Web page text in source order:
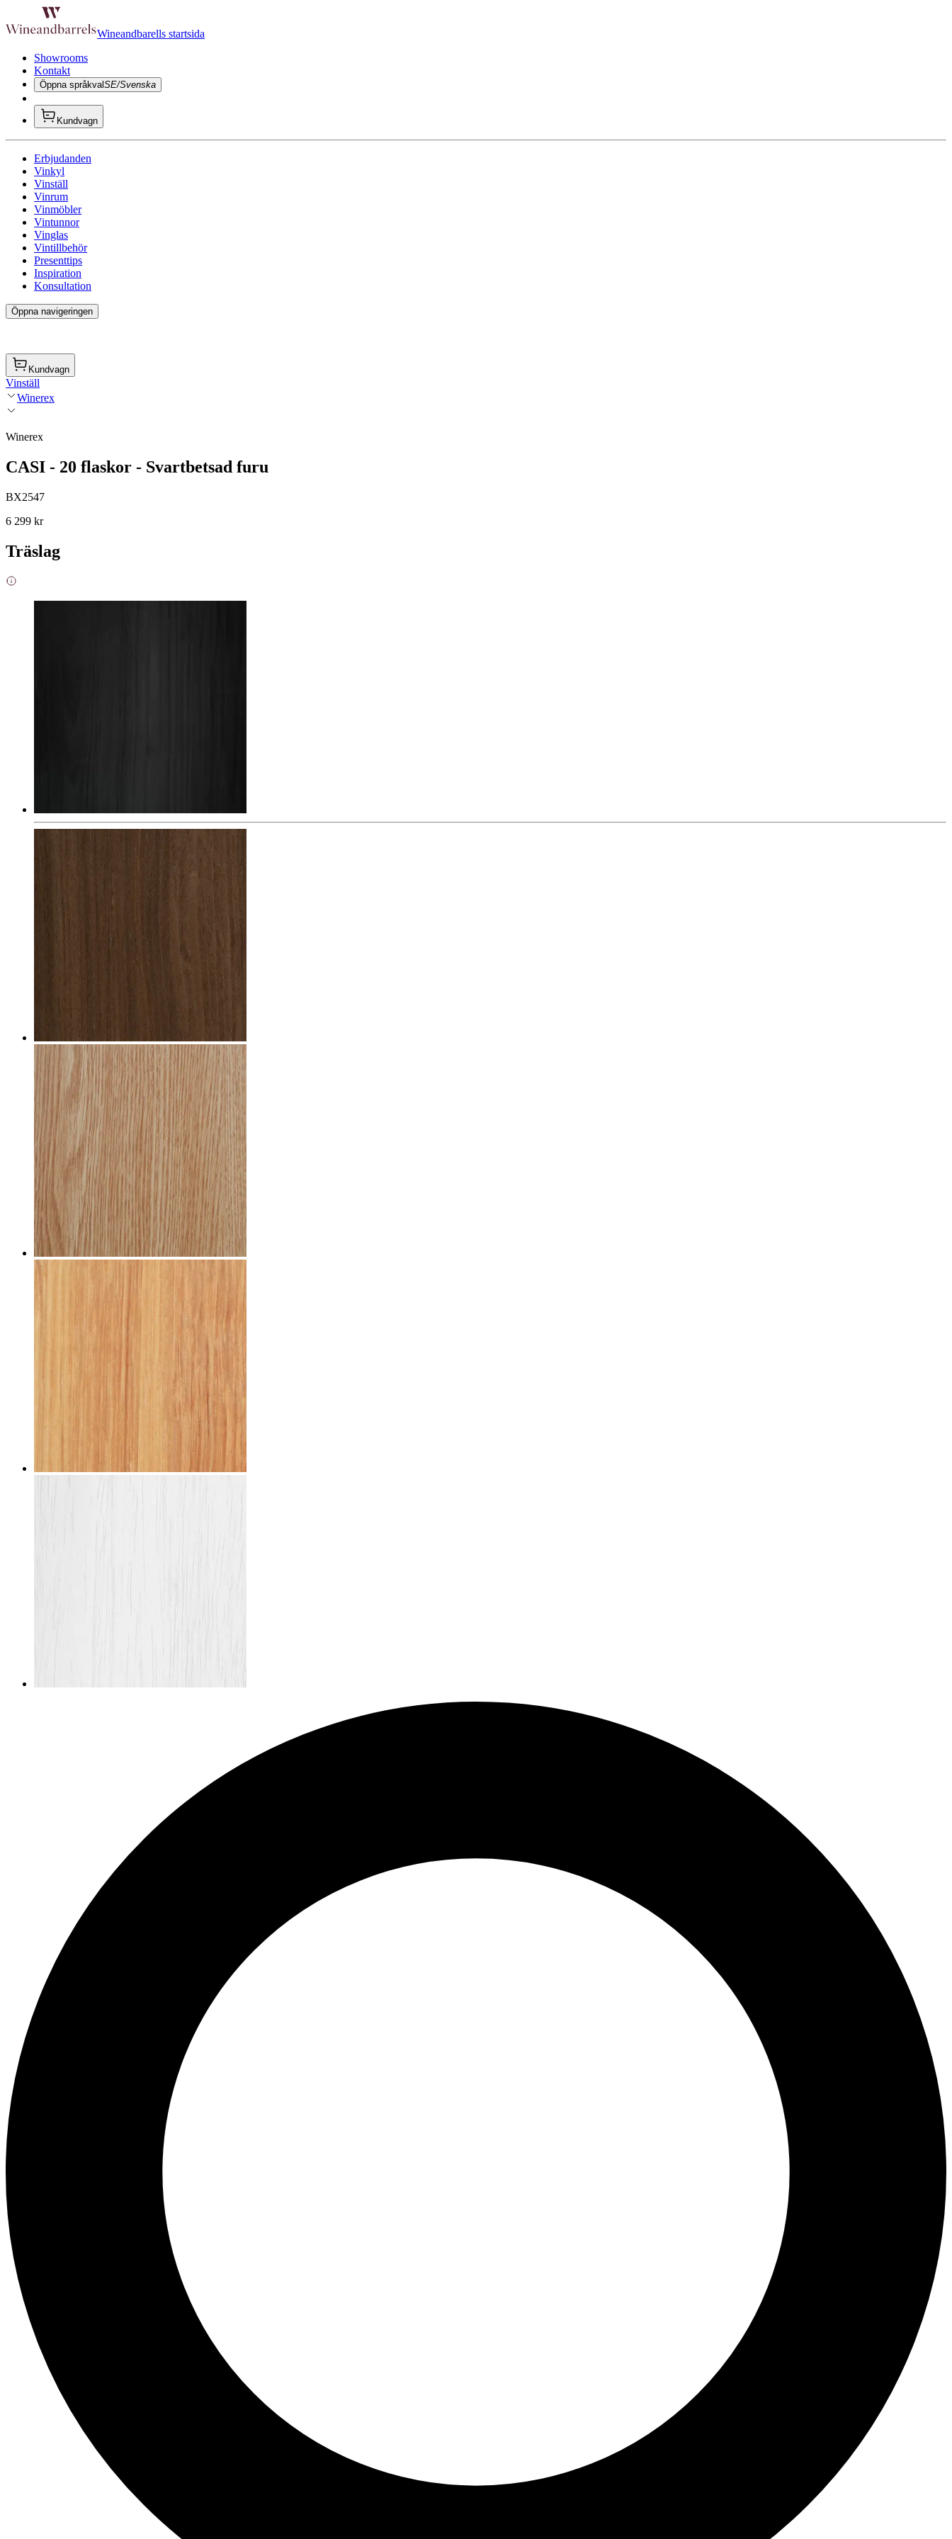
Wineandbarells startsida
Showrooms
Kontakt
Öppna språkvalSE/Svenska
Kundvagn
Erbjudanden
Vinkyl
Vinställ
Vinrum
Vinmöbler
Vintunnor
Vinglas
Vintillbehör
Presenttips
Inspiration
Konsultation
Öppna navigeringen
Kundvagn
Vinställ
Winerex
Winerex
CASI - 20 flaskor - Svartbetsad furu
BX2547
6 299 kr
Träslag